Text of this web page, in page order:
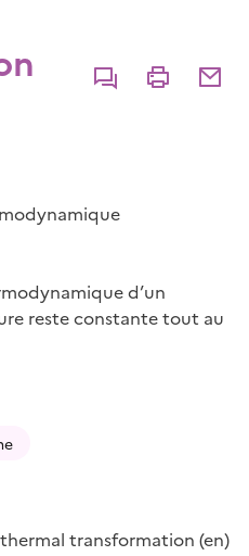
CommenterImprimer
d’un
reste constante tout au
transformation (en)